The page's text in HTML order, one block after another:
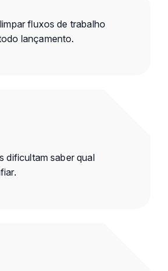
fluxos de trabalho
lançamento.
dificultam saber qual